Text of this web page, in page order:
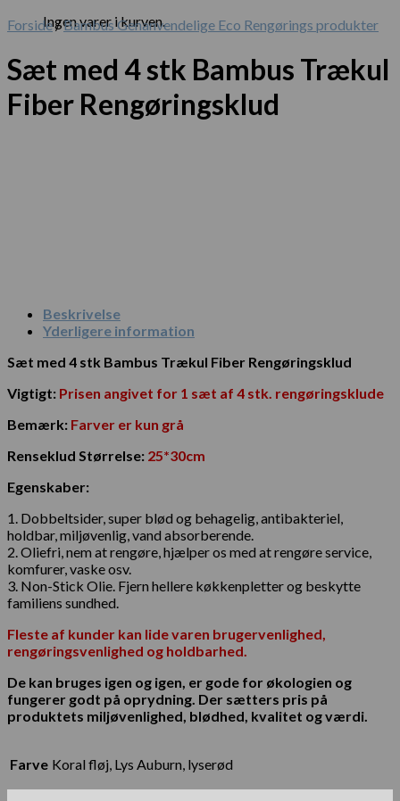
Ingen varer i kurven.
Forside/Bambus Genanvendelige Eco Rengørings produkter
Sæt med 4 stk Bambus Trækul
Fiber Rengøringsklud
Beskrivelse
Yderligere information
Sæt med 4 stk Bambus Trækul Fiber Rengøringsklud
Vigtigt: Prisen angivet for 1 sæt af 4 stk. rengøringsklude
Bemærk: Farver er kun grå
Renseklud Størrelse: 25*30cm
Egenskaber:
1. Dobbeltsider, super blød og behagelig, antibakteriel,
holdbar, miljøvenlig, vand absorberende.
2. Oliefri, nem at rengøre, hjælper os med at rengøre service,
komfurer, vaske osv.
3. Non-Stick Olie. Fjern hellere køkkenpletter og beskytte
familiens sundhed.
Fleste af kunder kan lide varen brugervenlighed,
rengøringsvenlighed og holdbarhed.
De kan bruges igen og igen, er gode for økologien og
fungerer godt på oprydning. Der sætters pris på
produktets miljøvenlighed, blødhed, kvalitet og værdi.
Farve Koral fløj, Lys Auburn, lyserød